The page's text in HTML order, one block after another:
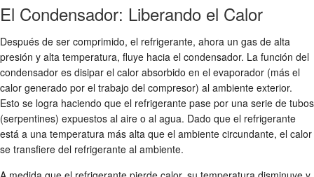
El Condensador: Liberando el Calor
Después de ser comprimido, el refrigerante, ahora un gas de alta
presión y alta temperatura, fluye hacia el condensador. La función del
condensador es disipar el calor absorbido en el evaporador (más el
calor generado por el trabajo del compresor) al ambiente exterior.
Esto se logra haciendo que el refrigerante pase por una serie de tubos
(serpentines) expuestos al aire o al agua. Dado que el refrigerante
está a una temperatura más alta que el ambiente circundante, el calor
se transfiere del refrigerante al ambiente.